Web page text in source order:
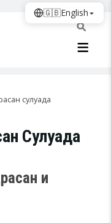
сулуада
Сулуада
и
🇬🇧English